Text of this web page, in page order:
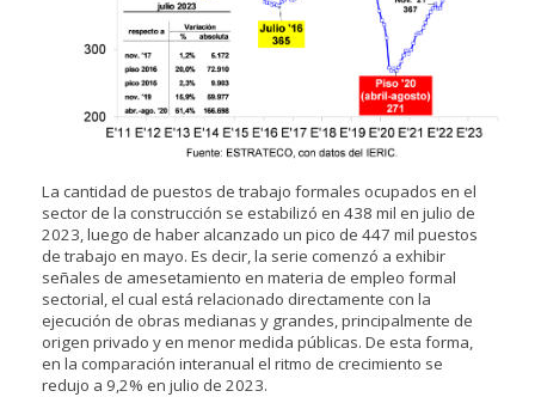
La cantidad de puestos de trabajo formales ocupados en el
sector de la construcción se estabilizó en 438 mil en julio de
2023, luego de haber alcanzado un pico de 447 mil puestos
de trabajo en mayo. Es decir, la serie comenzó a exhibir
señales de amesetamiento en materia de empleo formal
sectorial, el cual está relacionado directamente con la
ejecución de obras medianas y grandes, principalmente de
origen privado y en menor medida públicas. De esta forma,
en la comparación interanual el ritmo de crecimiento se
redujo a 9,2% en julio de 2023.